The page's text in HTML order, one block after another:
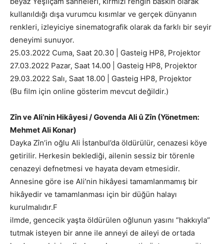
kullanıldığı dışa vurumcu kısımlar ve gerçek dünyanın
renkleri, izleyiciye sinematografik olarak da farklı bir seyir
deneyimi sunuyor.
25.03.2022 Cuma, Saat 20.30 | Gasteig HP8, Projektor
27.03.2022 Pazar, Saat 14.00 | Gasteig HP8, Projektor
29.03.2022 Salı, Saat 18.00 | Gasteig HP8, Projektor
(Bu film için online gösterim mevcut değildir.)
Zîn ve Ali’nin Hikâyesi / Govenda Ali û Zîn (Yönetmen:
Mehmet Ali Konar)
Dayka Zîn’in oğlu Ali İstanbul’da öldürülür, cenazesi köye
getirilir. Herkesin beklediği, ailenin sessiz bir törenle
cenazeyi defnetmesi ve hayata devam etmesidir.
Annesine göre ise Ali’nin hikâyesi tamamlanmamış bir
hikâyedir ve tamamlanması için bir düğün halayı
kurulmalıdır.F
ilmde, gencecik yaşta öldürülen oğlunun yasını “hakkıyla”
tutmak isteyen bir anne ile anneyi de aileyi de ortada